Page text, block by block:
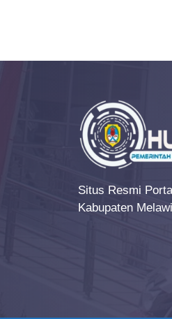
Situs Resmi
Kabupaten Melawi